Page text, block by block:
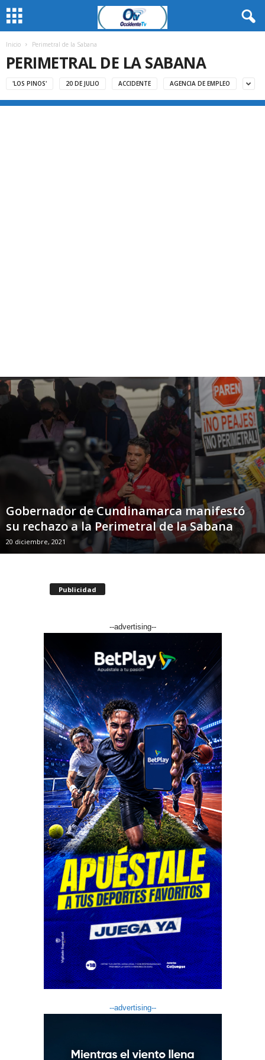
Inicio Perimetral de la Sabana
PERIMETRAL DE LA SABANA
'LOS PINOS' 20 DE JULIO ACCIDENTE AGENCIA DE EMPLEO
Gobernador de Cundinamarca manifestó
su rechazo a la Perimetral de la Sabana
20 diciembre, 2021
Publicidad
--advertising--
--advertising--